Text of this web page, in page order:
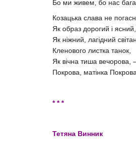
Бо ми живем, бо нас
Козацька слава не
Як образ дорогий і ясний,
Як ніжний, лагідний
Кленового листка танок,
Як вічна тиша вечорова,
Покрова, матінка
* * *
Тетяна Винник